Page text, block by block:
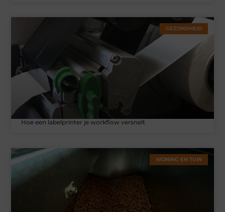
GEZONDHEID
Hoe een labelprinter je workflow versnelt
WONING EN TUIN